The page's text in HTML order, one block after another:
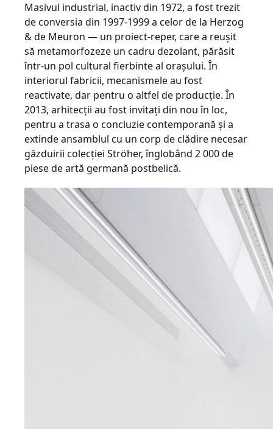
Masivul industrial, inactiv din 1972, a fost trezit
de conversia din 1997-1999 a celor de la Herzog
& de Meuron — un proiect-reper, care a reușit
să metamorfozeze un cadru dezolant, părăsit
într-un pol cultural fierbinte al orașului. În
interiorul fabricii, mecanismele au fost
reactivate, dar pentru o altfel de producție. În
2013, arhitecții au fost invitați din nou în loc,
pentru a trasa o concluzie contemporană și a
extinde ansamblul cu un corp de clădire necesar
găzduirii colecției Ströher, înglobând 2 000 de
piese de artă germană postbelică.